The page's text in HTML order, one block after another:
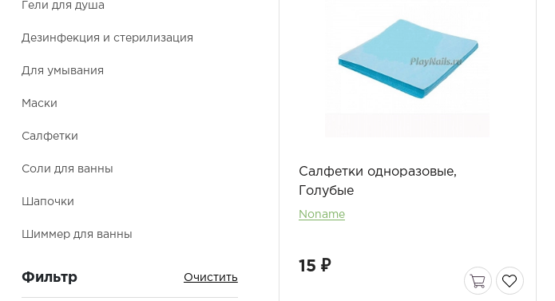
Гели для душа
Дезинфекция и стерилизация
Для умывания
Маски
Салфетки
Соли для ванны
Шапочки
Шиммер для ванны
Фильтр
Салфетки одноразовые,
Голубые
Noname
15 ₽